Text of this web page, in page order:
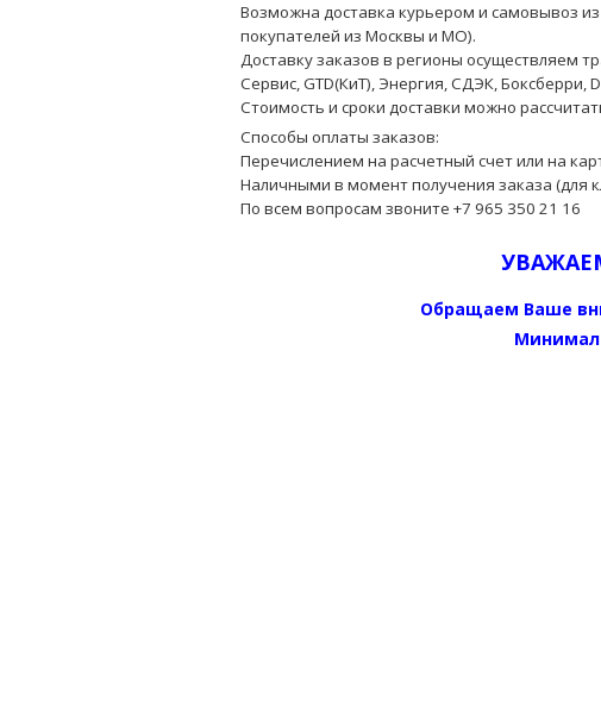
Возможна доставка курьером и самовывоз
покупателей из Москвы и МО).
Доставку заказов в регионы осуществляем
Сервис, GTD(КиТ), Энергия, СДЭК, Боксберри,
Стоимость и сроки доставки можно
Способы оплаты заказов:
Перечислением на расчетный счет или на
Наличными в момент получения заказа (для
По всем вопросам звоните +7 965 350 21 16
Обращаем Ваше